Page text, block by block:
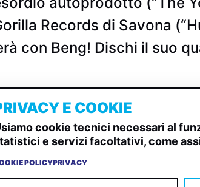
Records di Savona
con Beng! Dischi il suo
E COOKIE
cookie tecnici necessari al
e servizi facoltativi, come
POLICYPRIVACY